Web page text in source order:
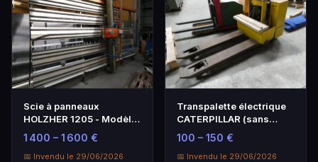
Scie à panneaux
HOLZHER 1205 - Modèle
1990 - L. 5 m
1 400 – 1 600 €
📅 Invendu le 29/06/2026
Transpalette électrique
CATERPILLAR (sans
batterie)
100 – 150 €
📅 Invendu le 29/06/2026